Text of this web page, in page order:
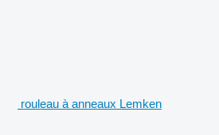
rouleau à anneaux Lemken